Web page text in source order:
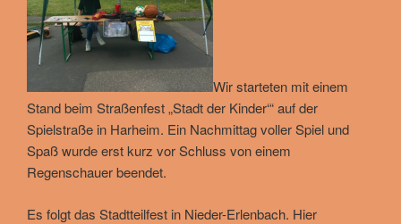
Wir starteten mit einem
Stand beim Straßenfest „Stadt der Kinder‘“ auf der
Spielstraße in Harheim. Ein Nachmittag voller Spiel und
Spaß wurde erst kurz vor Schluss von einem
Regenschauer beendet.
Es folgt das Stadtteilfest in Nieder-Erlenbach. Hier